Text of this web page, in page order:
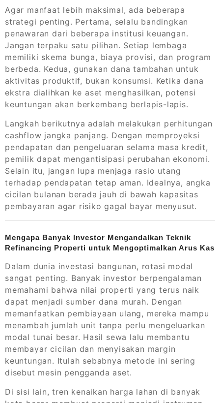
Agar manfaat lebih maksimal, ada beberapa
strategi penting. Pertama, selalu bandingkan
penawaran dari beberapa institusi keuangan.
Jangan terpaku satu pilihan. Setiap lembaga
memiliki skema bunga, biaya provisi, dan program
berbeda. Kedua, gunakan dana tambahan untuk
aktivitas produktif, bukan konsumsi. Ketika dana
ekstra dialihkan ke aset menghasilkan, potensi
keuntungan akan berkembang berlapis-lapis.
Langkah berikutnya adalah melakukan perhitungan
cashflow jangka panjang. Dengan memproyeksi
pendapatan dan pengeluaran selama masa kredit,
pemilik dapat mengantisipasi perubahan ekonomi.
Selain itu, jangan lupa menjaga rasio utang
terhadap pendapatan tetap aman. Idealnya, angka
cicilan bulanan berada jauh di bawah kapasitas
pembayaran agar risiko gagal bayar menyusut.
Mengapa Banyak Investor Mengandalkan Teknik
Refinancing Properti untuk Mengoptimalkan Arus Kas
Dalam dunia investasi bangunan, rotasi modal
sangat penting. Banyak investor berpengalaman
memahami bahwa nilai properti yang terus naik
dapat menjadi sumber dana murah. Dengan
memanfaatkan pembiayaan ulang, mereka mampu
menambah jumlah unit tanpa perlu mengeluarkan
modal tunai besar. Hasil sewa lalu membantu
membayar cicilan dan menyisakan margin
keuntungan. Itulah sebabnya metode ini sering
disebut mesin pengganda aset.
Di sisi lain, tren kenaikan harga lahan di banyak